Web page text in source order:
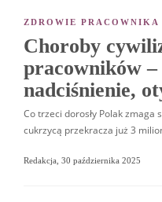
ZDROWIE PRACOWNIKA
Choroby
pracowników
nadciśnienie,
Co trzeci dorosły Polak zmaga
cukrzycą przekracza już 3
Redakcja 30 października 2025